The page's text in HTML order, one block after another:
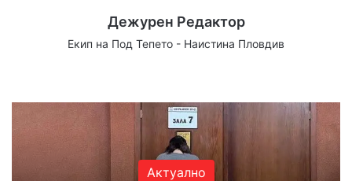
Дежурен Редактор
Екип на Под Тепето - Наистина Пловдив
Актуално